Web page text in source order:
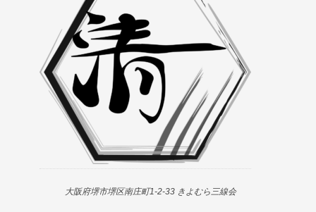
大阪府堺市堺区南庄町1-2-33 きよむら三線会